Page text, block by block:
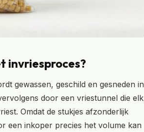
invriesproces?
gewassen, geschild en gesneden in
door een vriestunnel die elk
Omdat de stukjes afzonderlijk
een inkoper precies het volume kan